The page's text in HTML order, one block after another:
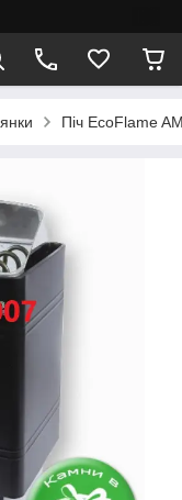
Піч EcoFlame